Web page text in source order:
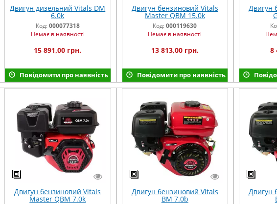
Двигун дизельний Vitals DM
6.0k
Код:000077318
Немає в наявності
15 891,00 грн.
Повідомити про наявність
Двигун бензиновий Vitals
Master QBM 15.0k
Код:000119630
Немає в наявності
13 813,00 грн.
Повідомити про наявність
Двигун
8
Двигун бензиновий Vitals
Master QBM 7.0k
Двигун бензиновий Vitals
BM 7.0b
Двигун